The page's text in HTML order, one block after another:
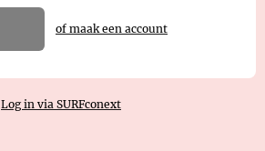
of maak een account
Log in via SURFconext